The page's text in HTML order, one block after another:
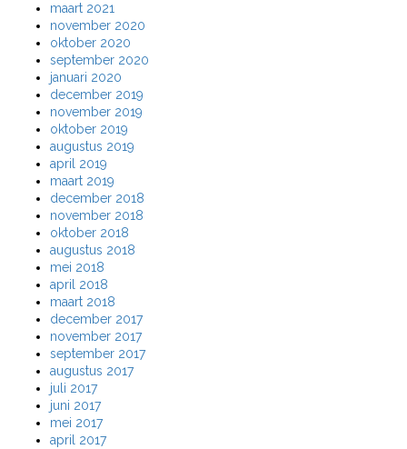
maart 2021
november 2020
oktober 2020
september 2020
januari 2020
december 2019
november 2019
oktober 2019
augustus 2019
april 2019
maart 2019
december 2018
november 2018
oktober 2018
augustus 2018
mei 2018
april 2018
maart 2018
december 2017
november 2017
september 2017
augustus 2017
juli 2017
juni 2017
mei 2017
april 2017